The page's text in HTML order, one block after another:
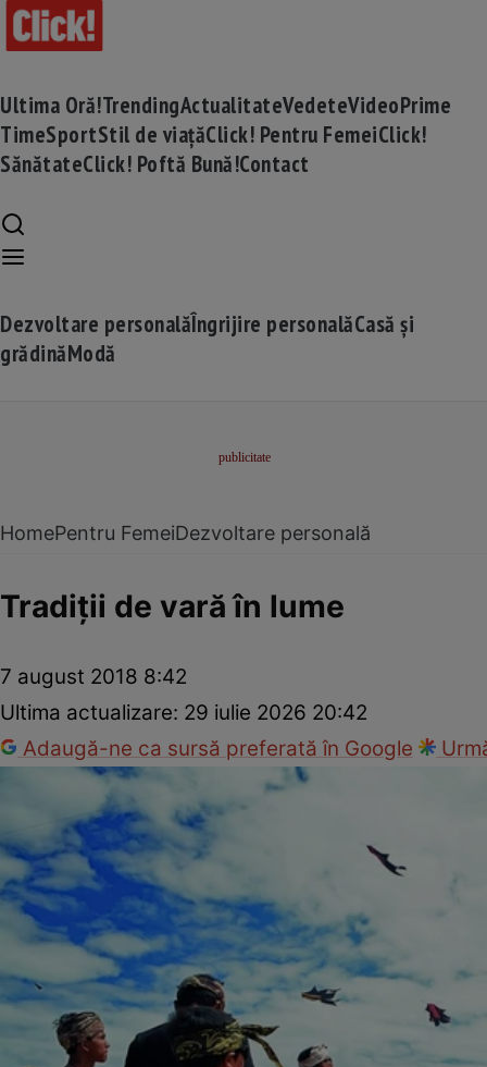
Ultima Oră!TrendingActualitateVedeteVideoPrime
TimeSportStil de viațăClick! Pentru FemeiClick!
SănătateClick! Poftă Bună!Contact
Dezvoltare personalăÎngrijire personalăCasă și
grădinăModă
HomePentru FemeiDezvoltare personală
Tradiţii de vară în lume
7 august 2018 8:42
Ultima actualizare: 29 iulie 2026 20:42
Adaugă-ne ca sursă preferată în Google